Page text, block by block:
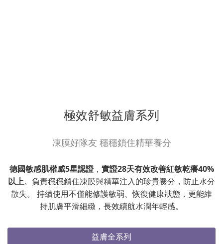
極效舒敏益膚系列
凍膜好隊友 穩穩鎖住精華養分
德國敏感肌權威5星認證， 實證28天有效改善紅敏乾癢40%
以上。負責穩穩鎖住凍膜與精華注入的珍貴養分，防止水分
散失。 持續使用不僅能修護敏弱、恢復健康狀態，更能維
持肌膚平滑細緻，長效續航水潤年輕感。
益膚全系列